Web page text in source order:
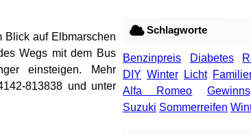
Blick auf Elbmarschen
Wegs mit dem Bus
einsteigen. Mehr
813838 und unter
Schlagworte
Benzinpreis Diabetes
DIY Winter Licht
Alfa Romeo
Suzuki Sommerreifen